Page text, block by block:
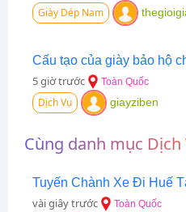
Giày Dép Nam
Cấu tạo của giày bảo hộ
5 giờ trước
Toàn Quốc
Dịch Vụ giayziben
Cùng danh mục Dịch
Tuyến Chành Xe Đi Huế
vài giây trước
Toàn Quốc